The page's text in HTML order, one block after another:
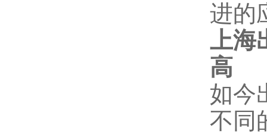
进的
上海
高
如今
不同